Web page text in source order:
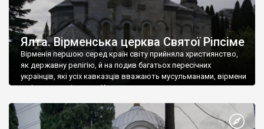
Ялта. Вірменська церква Святої Ріпсіме
Вірменія першою серед країн світу прийняла християнство,
як державну релігію, й на подив багатьох пересічних
українців, які усіх кавказців вважають мусульманами, вірмени
є відданими вірянами Христа